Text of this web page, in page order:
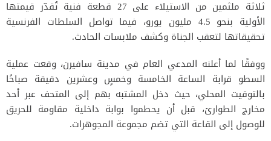
ثلاثة ملثمين من الاستيلاء على 27 قطعة فنية تُقدّر قيمتها
الأولية بنحو 4.5 مليون يورو، فيما تواصل السلطات الفرنسية
تحقيقاتها لتعقب الجناة وكشف ملابسات الحادث.
ووفقًا لما أعلنه المدعي العام في مدينة سافيرن، وقعت عملية
السطو قرابة الساعة الخامسة وخمسٍ وعشرين دقيقة صباحًا
بالتوقيت المحلي، حيث دخل المشتبه بهم إلى المتحف عبر أحد
مخارج الطوارئ، قبل أن يحطموا بوابة داخلية مقاومة للحريق
للوصول إلى القاعة التي تضم مجموعة المجوهرات.